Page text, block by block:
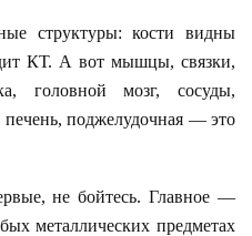
структуры: кости видны
КТ. А вот мышцы, связки,
головной мозг, сосуды,
печень, поджелудочная — это
не бойтесь. Главное —
металлических предметах